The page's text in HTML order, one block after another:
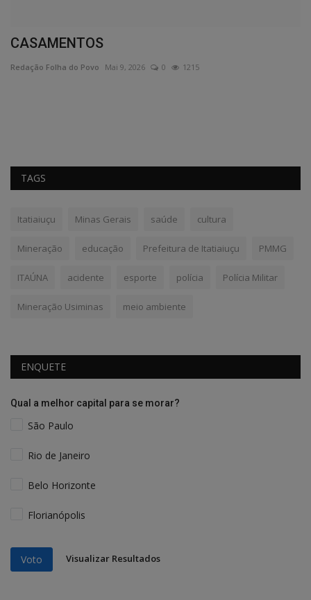
CASAMENTOS
Redação Folha do Povo Mai 9, 2026 0 1215
TAGS
Itatiaiuçu Minas Gerais saúde cultura
Mineração educação Prefeitura de Itatiaiuçu PMMG
ITAÚNA acidente esporte polícia Polícia Militar
Mineração Usiminas meio ambiente
ENQUETE
Qual a melhor capital para se morar?
São Paulo
Rio de Janeiro
Belo Horizonte
Florianópolis
Voto Visualizar Resultados